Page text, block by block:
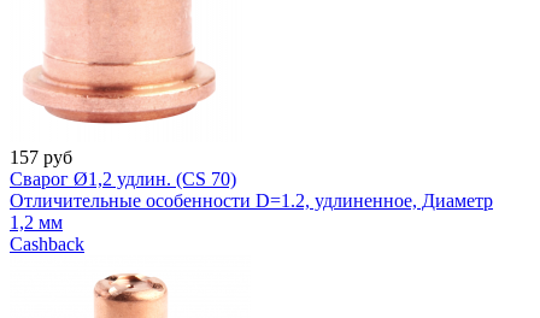
157 руб
Сварог Ø1,2 удлин. (CS 70)
Отличительные особенности D=1.2, удлиненное, Диаметр
1,2 мм
Cashback